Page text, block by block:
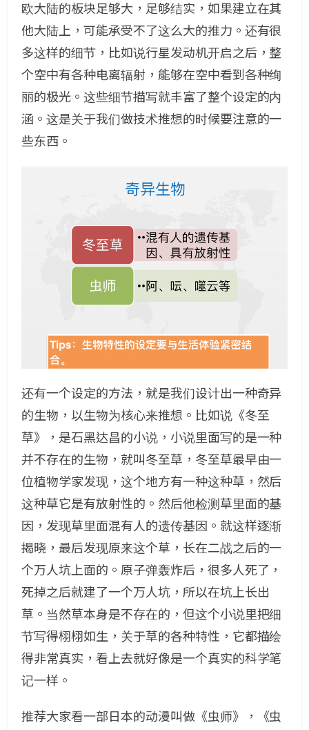
欧大陆的板块足够大，足够结实，如果建立在其
他大陆上，可能承受不了这么大的推力。还有很
多这样的细节，比如说行星发动机开启之后，整
个空中有各种电离辐射，能够在空中看到各种绚
丽的极光。这些细节描写就丰富了整个设定的内
涵。这是关于我们做技术推想的时候要注意的一
些东西。
还有一个设定的方法，就是我们设计出一种奇异
的生物，以生物为核心来推想。比如说《冬至
草》，是石黑达昌的小说，小说里面写的是一种
并不存在的生物，就叫冬至草，冬至草最早由一
位植物学家发现，这个地方有一种这种草，然后
这种草它是有放射性的。然后他检测草里面的基
因，发现草里面混有人的遗传基因。就这样逐渐
揭晓，最后发现原来这个草，长在二战之后的一
个万人坑上面的。原子弹轰炸后，很多人死了，
死掉之后就建了一个万人坑，所以在坑上长出
草。当然草本身是不存在的，但这个小说里把细
节写得栩栩如生，关于草的各种特性，它都描绘
得非常真实，看上去就好像是一个真实的科学笔
记一样。
推荐大家看一部日本的动漫叫做《虫师》，《虫